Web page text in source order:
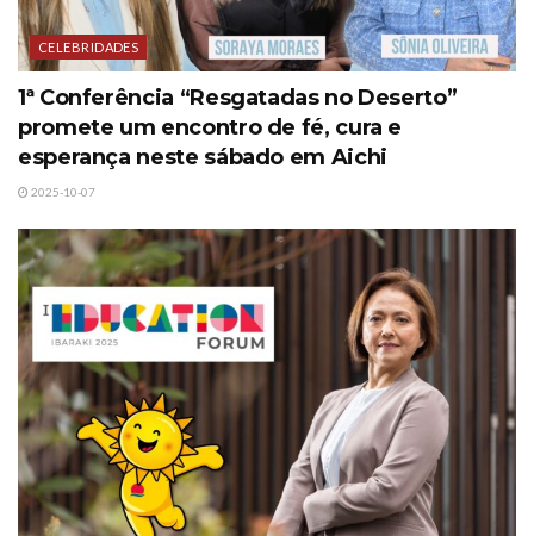
CELEBRIDADES
1ª Conferência “Resgatadas no Deserto”
promete um encontro de fé, cura e
esperança neste sábado em Aichi
2025-10-07